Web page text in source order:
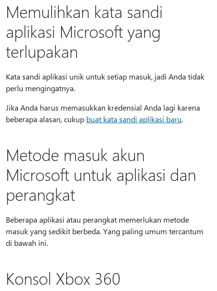
Memulihkan kata sandi
aplikasi Microsoft yang
terlupakan
Kata sandi aplikasi unik untuk setiap masuk, jadi Anda tidak
perlu mengingatnya.
Jika Anda harus memasukkan kredensial Anda lagi karena
beberapa alasan, cukup buat kata sandi aplikasi baru.
Metode masuk akun
Microsoft untuk aplikasi dan
perangkat
Beberapa aplikasi atau perangkat memerlukan metode
masuk yang sedikit berbeda. Yang paling umum tercantum
di bawah ini.
Konsol Xbox 360